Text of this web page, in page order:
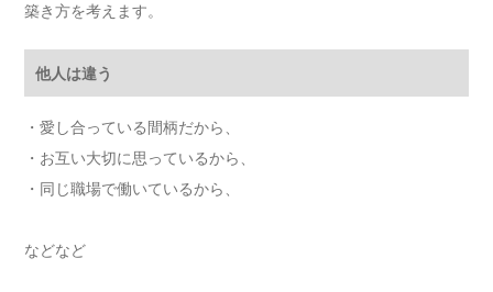
築き方を考えます。
他人は違う
・愛し合っている間柄だから、
・お互い大切に思っているから、
・同じ職場で働いているから、
などなど